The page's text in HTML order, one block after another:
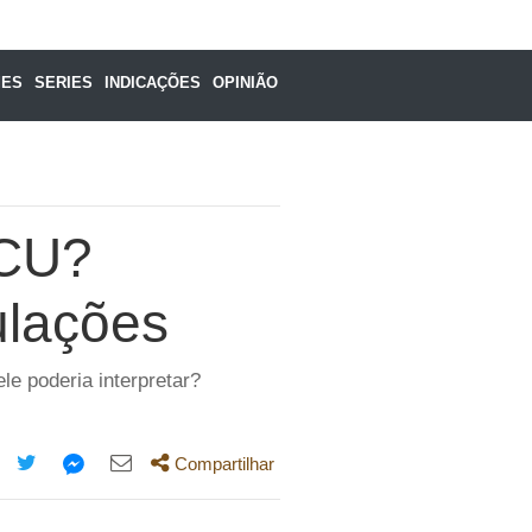
SERIES INDICAÇÕES OPINIÃO
poderia interpretar?
Compartilhe
Compartilhe
Compartilhe
Compartilhar